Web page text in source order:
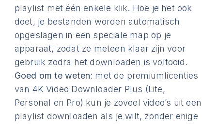
playlist met één enkele klik. Hoe je het ook
doet, je bestanden worden automatisch
opgeslagen in een speciale map op je
apparaat, zodat ze meteen klaar zijn voor
gebruik zodra het downloaden is voltooid.
Goed om te weten: met de premiumlicenties
van 4K Video Downloader Plus (Lite,
Personal en Pro) kun je zoveel video’s uit een
playlist downloaden als je wilt, zonder enige